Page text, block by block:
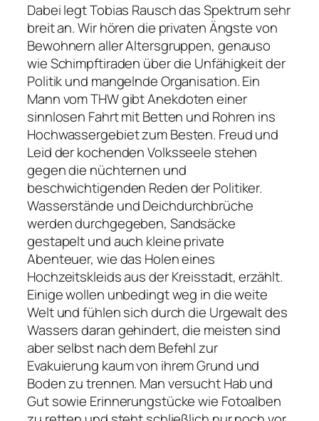
Dabei legt Tobias Rausch das Spektrum sehr
breit an. Wir hören die privaten Ängste von
Bewohnern aller Altersgruppen, genauso
wie Schimpftiraden über die Unfähigkeit der
Politik und mangelnde Organisation. Ein
Mann vom THW gibt Anekdoten einer
sinnlosen Fahrt mit Betten und Rohren ins
Hochwassergebiet zum Besten. Freud und
Leid der kochenden Volksseele stehen
gegen die nüchternen und
beschwichtigenden Reden der Politiker.
Wasserstände und Deichdurchbrüche
werden durchgegeben, Sandsäcke
gestapelt und auch kleine private
Abenteuer, wie das Holen eines
Hochzeitskleids aus der Kreisstadt, erzählt.
Einige wollen unbedingt weg in die weite
Welt und fühlen sich durch die Urgewalt des
Wassers daran gehindert, die meisten sind
aber selbst nach dem Befehl zur
Evakuierung kaum von ihrem Grund und
Boden zu trennen. Man versucht Hab und
Gut sowie Erinnerungstücke wie Fotoalben